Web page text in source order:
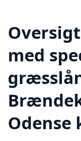
med
Odense